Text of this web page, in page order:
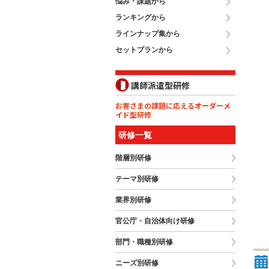
ランキングから
ラインナップ集から
セットプランから
講師派遣型研修
お客さまの課題に応えるオーダーメ
イド型研修
研修一覧
階層別研修
テーマ別研修
業界別研修
官公庁・自治体向け研修
部門・職種別研修
ニーズ別研修